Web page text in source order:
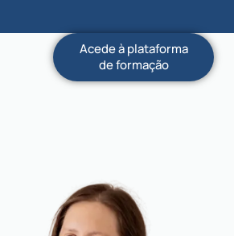
Acede à plataforma
de formação